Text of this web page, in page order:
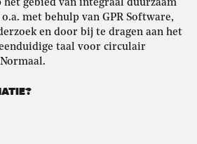
het gebied van integraal duurzaam
met behulp van GPR Software,
en door bij te dragen aan het
taal voor circulair